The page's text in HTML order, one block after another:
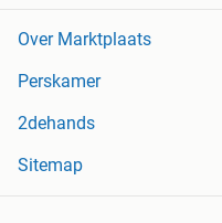
Over Marktplaats
Perskamer
2dehands
Sitemap